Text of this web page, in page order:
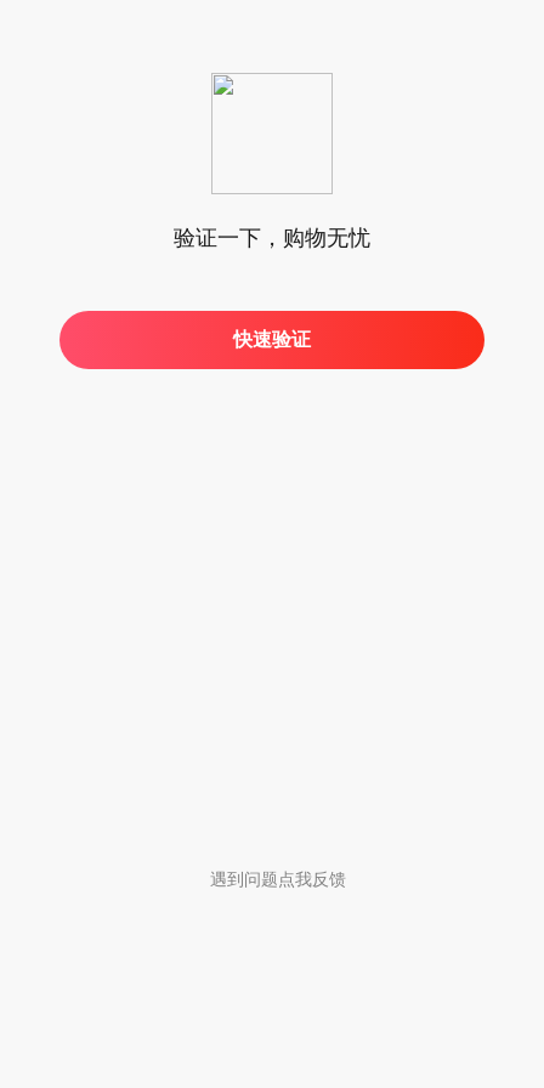
验证一下，购物无忧
快速验证
遇到问题点我反馈